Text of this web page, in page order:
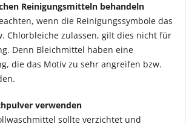
Reinigungsmitteln behandeln
wenn die Reinigungssymbole das
Chlorbleiche zulassen, gilt dies nicht für
Denn Bleichmittel haben eine
die das Motiv zu sehr angreifen bzw.
verwenden
sollte verzichtet und